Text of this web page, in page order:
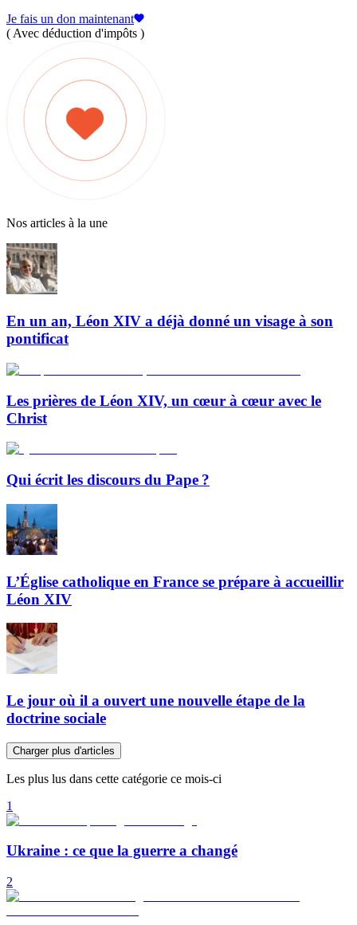
Je fais un don maintenant
( Avec déduction d'impôts )
Nos articles à la une
En un an, Léon XIV a déjà donné un visage à son
pontificat
Les prières de Léon XIV, un cœur à cœur avec le
Christ
Qui écrit les discours du Pape ?
L’Église catholique en France se prépare à accueillir
Léon XIV
Le jour où il a ouvert une nouvelle étape de la
doctrine sociale
Charger plus d'articles
Les plus lus dans cette catégorie ce mois-ci
1
Ukraine : ce que la guerre a changé
2